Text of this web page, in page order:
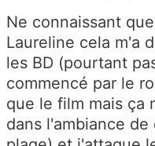
Ne connaissant
Laureline cela m'a
les BD (pourtant
commencé par le
que le film mais ça
dans l'ambiance